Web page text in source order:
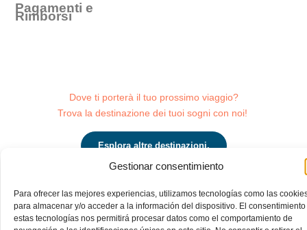
Gestionar consentimiento
Para ofrecer las mejores experiencias, utilizamos tecnologías como las
para almacenar y/o acceder a la información del dispositivo. El
estas tecnologías nos permitirá procesar datos como el comportamiento de
Pagamenti e
Rimborsi
Dove ti porterà il tuo prossimo viaggio?
Trova la destinazione dei tuoi sogni con noi!
Esplora altre destinazioni.